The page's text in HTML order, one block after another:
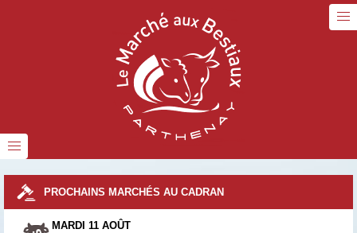
PROCHAINS MARCHÉS AU CADRAN
MARDI 11 AOÛT